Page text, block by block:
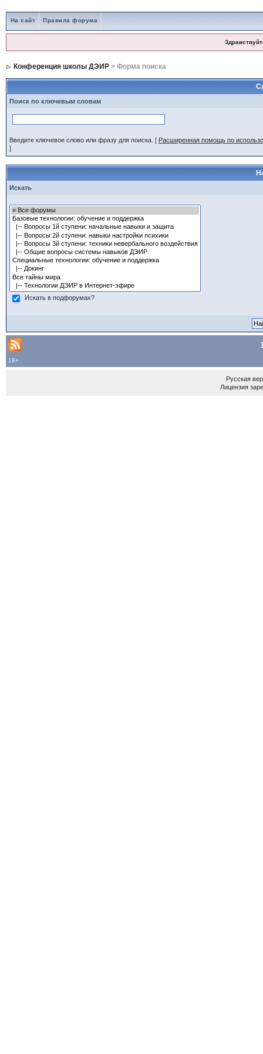
На сайт Правила форума
Конференция школы ДЭИР> Форма поиска
Поиск по ключевым словам
Введите ключевое слово или фразу для поиска. [ Расширенная помощь по
]
Искать
Искать в подфорумах?
18+
Русская
Лицензия